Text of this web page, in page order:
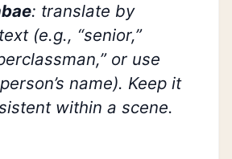
: translate by
(e.g., “senior,”
or use
name). Keep it
within a scene.